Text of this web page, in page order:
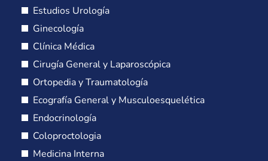
Estudios Urología
Ginecología
Clínica Médica
Cirugía General y Laparoscópica
Ortopedia y Traumatología
Ecografía General y Musculoesquelética
Endocrinología
Coloproctologia
Medicina Interna